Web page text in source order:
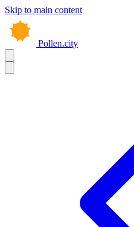
Skip to main content
Pollen.city